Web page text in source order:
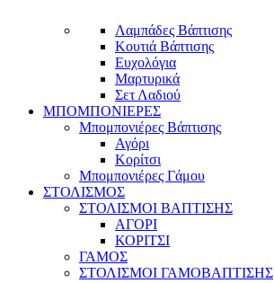
Λαμπάδες Βάπτισης
Κουτιά Βάπτισης
Ευχολόγια
Μαρτυρικά
Σετ Λαδιού
ΜΠΟΜΠΟΝΙΕΡΕΣ
Μπομπονιέρες Βάπτισης
Αγόρι
Κορίτσι
Μπομπονιέρες Γάμου
ΣΤΟΛΙΣΜΟΣ
ΣΤΟΛΙΣΜΟΙ ΒΑΠΤΙΣΗΣ
ΑΓΟΡΙ
ΚΟΡΙΤΣΙ
ΓΑΜΟΣ
ΣΤΟΛΙΣΜΟΙ ΓΑΜΟΒΑΠΤΙΣΗΣ